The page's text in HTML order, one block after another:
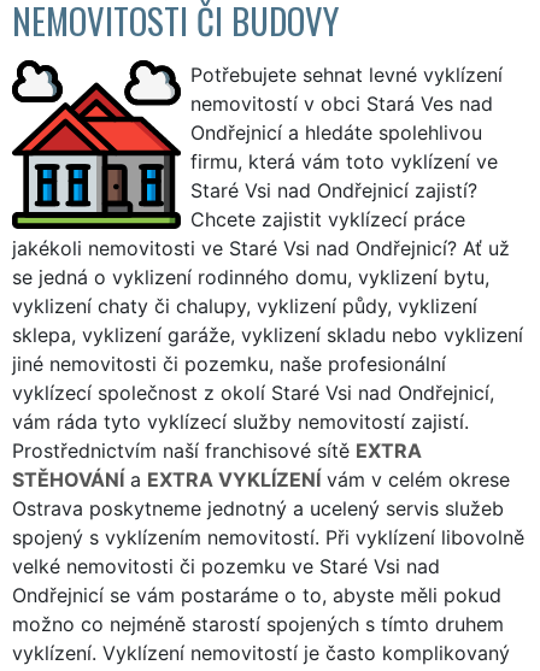
NEMOVITOSTI ČI BUDOVY
Potřebujete sehnat levné vyklízení
nemovitostí v obci Stará Ves nad
Ondřejnicí a hledáte spolehlivou
firmu, která vám toto vyklízení ve
Staré Vsi nad Ondřejnicí zajistí?
Chcete zajistit vyklízecí práce
jakékoli nemovitosti ve Staré Vsi nad Ondřejnicí? Ať už
se jedná o vyklizení rodinného domu, vyklizení bytu,
vyklizení chaty či chalupy, vyklizení půdy, vyklizení
sklepa, vyklizení garáže, vyklizení skladu nebo vyklizení
jiné nemovitosti či pozemku, naše profesionální
vyklízecí společnost z okolí Staré Vsi nad Ondřejnicí,
vám ráda tyto vyklízecí služby nemovitostí zajistí.
Prostřednictvím naší franchisové sítě EXTRA
STĚHOVÁNÍ a EXTRA VYKLÍZENÍ vám v celém okrese
Ostrava poskytneme jednotný a ucelený servis služeb
spojený s vyklízením nemovitostí. Při vyklízení libovolně
velké nemovitosti či pozemku ve Staré Vsi nad
Ondřejnicí se vám postaráme o to, abyste měli pokud
možno co nejméně starostí spojených s tímto druhem
vyklízení. Vyklízení nemovitostí je často komplikovaný